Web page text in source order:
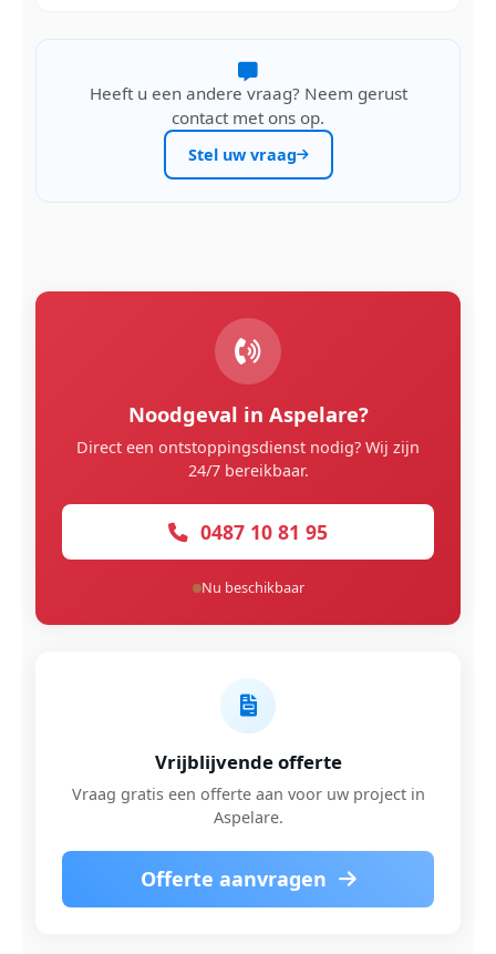
Heeft u een andere vraag? Neem gerust
contact met ons op.
Stel uw vraag
Noodgeval in Aspelare?
Direct een ontstoppingsdienst nodig? Wij zijn
24/7 bereikbaar.
0487 10 81 95
Nu beschikbaar
Vrijblijvende offerte
Vraag gratis een offerte aan voor uw project in
Aspelare.
Offerte aanvragen